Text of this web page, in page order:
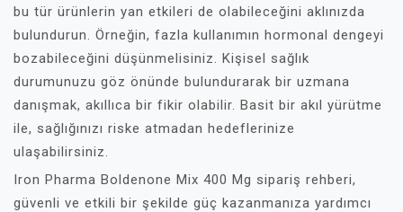
bu tür ürünlerin yan etkileri de olabileceğini aklınızda
bulundurun. Örneğin, fazla kullanımın hormonal dengeyi
bozabileceğini düşünmelisiniz. Kişisel sağlık
durumunuzu göz önünde bulundurarak bir uzmana
danışmak, akıllıca bir fikir olabilir. Basit bir akıl yürütme
ile, sağlığınızı riske atmadan hedeflerinize
ulaşabilirsiniz.
Iron Pharma Boldenone Mix 400 Mg sipariş rehberi,
güvenli ve etkili bir şekilde güç kazanmanıza yardımcı